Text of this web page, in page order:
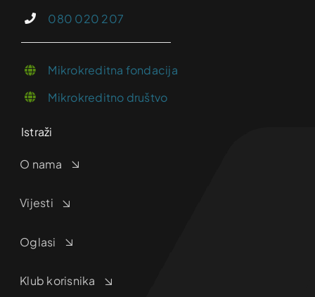
080 020 207
Mikrokreditna fondacija
Mikrokreditno društvo
Istraži
O nama
Vijesti
Oglasi
Klub korisnika